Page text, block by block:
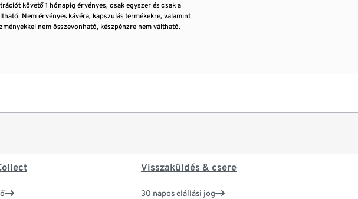
követő 1 hónapig érvényes, csak egyszer és csak a
Nem érvényes kávéra, kapszulás termékekre, valamint
nem összevonható, készpénzre nem váltható.
Visszaküldés & csere
30 napos elállási jog